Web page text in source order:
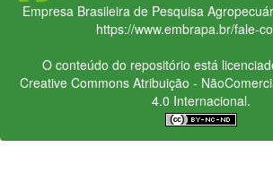
Empresa Brasileira de Pesquisa
https://www.embrapa.br/fale-
O conteúdo do repositório está
Creative CommonsAtribuição -
4.0 Internacional.